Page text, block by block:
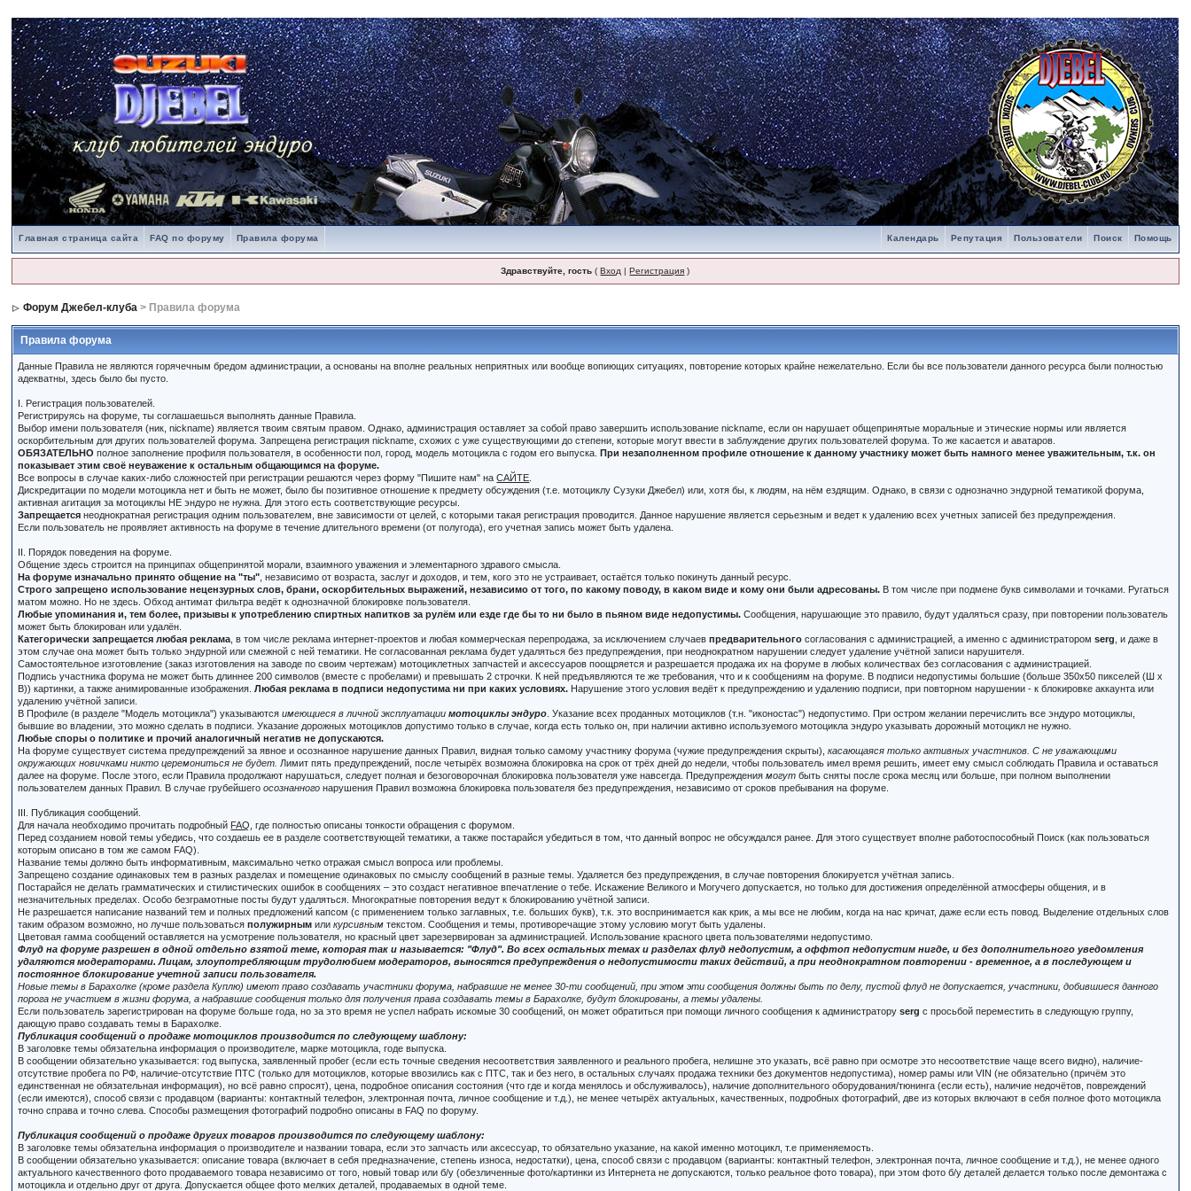
Главная страница сайта FAQ по форуму Правила форума Помощь
Поиск
Пользователи
Репутация
Календарь
Здравствуйте, гость (Вход |Регистрация )
Форум Джебел-клуба > Правила форума
Правила форума
Данные Правила не являются горячечным бредом администрации, а основаны на вполне реальных неприятных или вообще вопиющих ситуациях, повторение которых крайне нежелательно. Если бы все пользователи данного ресурса были полностью
адекватны, здесь было бы пусто.
I. Регистрация пользователей.
Регистрируясь на форуме, ты соглашаешься выполнять данные Правила.
Выбор имени пользователя (ник, nickname) является твоим святым правом. Однако, администрация оставляет за собой право завершить использование nickname, если он нарушает общепринятые моральные и этические нормы или является
оскорбительным для других пользователей форума. Запрещена регистрация nickname, схожих с уже существующими до степени, которые могут ввести в заблуждение других пользователей форума. То же касается и аватаров.
ОБЯЗАТЕЛЬНО полное заполнение профиля пользователя, в особенности пол, город, модель мотоцикла с годом его выпуска.При незаполненном профиле отношение к данному участнику может быть намного менее уважительным, т.к. он
показывает этим своё неуважение к остальным общающимся на форуме.
Все вопросы в случае каких-либо сложностей при регистрации решаются через форму "Пишите нам" наСАЙТЕ
Дискредитации по модели мотоцикла нет и быть не может, было бы позитивное отношение к предмету обсуждения (т.е. мотоциклу Сузуки Джебел) или, хотя бы, к людям, на нём ездящим. Однако, в связи с однозначно эндурной тематикой форума,
активная агитация за мотоциклы НЕ эндуро не нужна. Для этого есть соответствующие ресурсы.
Запрещается неоднократная регистрация одним пользователем, вне зависимости от целей, с которыми такая регистрация проводится. Данное нарушение является серьезным и ведет к удалению всех учетных записей без предупреждения.
Если пользователь не проявляет активность на форуме в течение длительного времени (от полугода), его учетная запись может быть удалена.
II. Порядок поведения на форуме.
Общение здесь строится на принципах общепринятой морали, взаимного уважения и элементарного здравого смысла.
На форуме изначально принято общение на "ты" , независимо от возраста, заслуг и доходов, и тем, кого это не устраивает, остаётся только покинуть данный ресурс.
Строго запрещено использование нецензурных слов, брани, оскорбительных выражений, независимо от того, по какому поводу, в каком виде и кому они были адресованы. В том числе при подмене букв символами и точками. Ругаться
матом можно. Но не здесь. Обход антимат фильтра ведёт к однозначной блокировке пользователя.
Любые упоминания и, тем более, призывы к употреблению спиртных напитков за рулём или езде где бы то ни было в пьяном виде недопустимы. Сообщения, нарушающие это правило, будут удаляться сразу, при повторении пользователь
может быть блокирован или удалён.
Категорически запрещается любая реклама , в том числе реклама интернет-проектов и любая коммерческая перепродажа, за исключением случаевпредварительного согласования с администрацией, а именно с администраторомserg , и даже в
этом случае она может быть только эндурной или смежной с ней тематики. Не согласованная реклама будет удаляться без предупреждения, при неоднократном нарушении следует удаление учётной записи нарушителя.
Самостоятельное изготовление (заказ изготовления на заводе по своим чертежам) мотоциклетных запчастей и аксессуаров поощряется и разрешается продажа их на форуме в любых количествах без согласования с администрацией.
Подпись участника форума не может быть длиннее 200 символов (вместе с пробелами) и превышать 2 строчки. К ней предъявляются те же требования, что и к сообщениям на форуме. В подписи недопустимы большие (больше 350x50 пикселей (Ш x
В)) картинки, а также анимированные изображения.Любая реклама в подписи недопустима ни при каких условиях. Нарушение этого условия ведёт к предупреждению и удалению подписи, при повторном нарушении - к блокировке аккаунта или
удалению учётной записи.
В Профиле (в разделе "Модель мотоцикла") указываютсяимеющиеся в личной эксплуатации мотоциклы эндуро . Указание всех проданных мотоциклов (т.н. "иконостас") недопустимо. При остром желании перечислить все эндуро мотоциклы,
бывшие во владении, это можно сделать в подписи. Указание дорожных мотоциклов допустимо только в случае, когда есть только он, при наличии активно используемого мотоцикла эндуро указывать дорожный мотоцикл не нужно.
Любые споры о политике и прочий аналогичный негатив не допускаются.
На форуме существует система предупреждений за явное и осознанное нарушение данных Правил, видная только самому участнику форума (чужие предупреждения скрыты),касающаяся только активных участников. С не уважающими
окружающих новичками никто церемониться не будет. Лимит пять предупреждений, после четырёх возможна блокировка на срок от трёх дней до недели, чтобы пользователь имел время решить, имеет ему смысл соблюдать Правила и оставаться
далее на форуме. После этого, если Правила продолжают нарушаться, следует полная и безоговорочная блокировка пользователя уже навсегда. Предупреждениямогут быть сняты после срока месяц или больше, при полном выполнении
пользователем данных Правил. В случае грубейшегоосознанного нарушения Правил возможна блокировка пользователя без предупреждения, независимо от сроков пребывания на форуме.
III. Публикация сообщений.
Для начала необходимо прочитать подробный FAQ , где полностью описаны тонкости обращения с форумом.
Перед созданием новой темы убедись, что создаешь ее в разделе соответствующей тематики, а также постарайся убедиться в том, что данный вопрос не обсуждался ранее. Для этого существует вполне работоспособный Поиск (как пользоваться
которым описано в том же самом FAQ).
Название темы должно быть информативным, максимально четко отражая смысл вопроса или проблемы.
Запрещено создание одинаковых тем в разных разделах и помещение одинаковых по смыслу сообщений в разные темы. Удаляется без предупреждения, в случае повторения блокируется учётная запись.
Постарайся не делать грамматических и стилистических ошибок в сообщениях – это создаст негативное впечатление о тебе. Искажение Великого и Могучего допускается, но только для достижения определённой атмосферы общения, и в
незначительных пределах. Особо безграмотные посты будут удаляться. Многократные повторения ведут к блокированию учётной записи.
Не разрешается написание названий тем и полных предложений капсом (с применением только заглавных, т.е. больших букв), т.к. это воспринимается как крик, а мы все не любим, когда на нас кричат, даже если есть повод. Выделение отдельных слов
таким образом возможно, но лучше пользоватьсяполужирным иликурсивным текстом. Сообщения и темы, противоречащие этому условию могут быть удалены.
Цветовая гамма сообщений оставляется на усмотрение пользователя, но красный цвет зарезервирован за администрацией. Использование красного цвета пользователями недопустимо.
Флуд на форуме разрешен в одной отдельно взятой теме, которая так и называется: "Флуд". Во всех остальных темах и разделах флуд недопустим, а оффтоп недопустим нигде, и без дополнительного уведомления
удаляются модераторами. Лицам, злоупотребляющим трудолюбием модераторов, выносятся предупреждения о недопустимости таких действий, а при неоднократном повторении - временное, а в последующем и
постоянное блокирование учетной записи пользователя.
Новые темы в Барахолке (кроме раздела Куплю) имеют право создавать участники форума, набравшие не менее 30-ти сообщений, при этом эти сообщения должны быть по делу, пустой флуд не допускается, участники, добившиеся данного
порога не участием в жизни форума, а набравшие сообщения только для получения права создавать темы в Барахолке, будут блокированы, а темы удалены.
Если пользователь зарегистрирован на форуме больше года, но за это время не успел набрать искомые 30 сообщений, он может обратиться при помощи личного сообщения к администраторуserg с просьбой переместить в следующую группу,
дающую право создавать темы в Барахолке.
Публикация сообщений о продаже мотоциклов производится по следующему шаблону:
В заголовке темы обязательна информация о производителе, марке мотоцикла, годе выпуска.
В сообщении обязательно указывается: год выпуска, заявленный пробег (если есть точные сведения несоответствия заявленного и реального пробега, нелишне это указать, всё равно при осмотре это несоответствие чаще всего видно), наличие-
отсутствие пробега по РФ, наличие-отсутствие ПТС (только для мотоциклов, которые ввозились как с ПТС, так и без него, в остальных случаях продажа техники без документов недопустима), номер рамы или VIN (не обязательно (причём это
единственная не обязательная информация), но всё равно спросят), цена, подробное описания состояния (что где и когда менялось и обслуживалось), наличие дополнительного оборудования/тюнинга (если есть), наличие недочётов, повреждений
(если имеются), способ связи с продавцом (варианты: контактный телефон, электронная почта, личное сообщение и т.д.), не менее четырёх актуальных, качественных, подробных фотографий, две из которых включают в себя полное фото мотоцикла
точно справа и точно слева. Способы размещения фотографий подробно описаны в FAQ по форуму.
Публикация сообщений о продаже других товаров производится по следующему шаблону:
В заголовке темы обязательна информация о производителе и названии товара, если это запчасть или аксессуар, то обязательно указание, на какой именно мотоцикл, т.е применяемость.
В сообщении обязательно указывается: описание товара (включает в себя предназначение, степень износа, недостатки), цена, способ связи с продавцом (варианты: контактный телефон, электронная почта, личное сообщение и т.д.), не менее одного
актуального качественного фото продаваемого товара независимо от того, новый товар или б/у (обезличенные фото/картинки из Интернета не допускаются, только реальное фото товара), при этом фото б/у деталей делается только после демонтажа с
мотоцикла и отдельно друг от друга. Допускается общее фото мелких деталей, продаваемых в одной теме.